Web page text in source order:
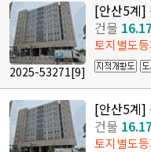
2025-53271[9]
[안산5계]
건물
토지별도등
[안산5계]
건물
토지별도등